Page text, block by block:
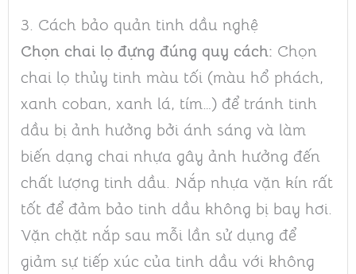
3. Cách bảo quản tinh dầu nghệ
Chọn chai lọ đựng đúng quy cách: Chọn
chai lọ thủy tinh màu tối (màu hổ phách,
xanh coban, xanh lá, tím…) để tránh tinh
dầu bị ảnh hưởng bởi ánh sáng và làm
biến dạng chai nhựa gây ảnh hưởng đến
chất lượng tinh dầu. Nắp nhựa vặn kín rất
tốt để đảm bảo tinh dầu không bị bay hơi.
Vặn chặt nắp sau mỗi lần sử dụng để
giảm sự tiếp xúc của tinh dầu với không